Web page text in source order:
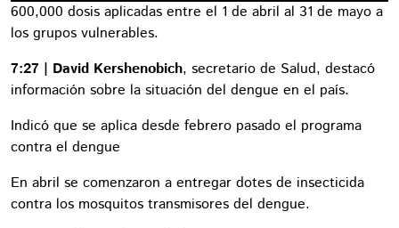
600,000 dosis aplicadas entre el 1 de abril al 31 de mayo a
los grupos vulnerables.
7:27 | David Kershenobich, secretario de Salud, destacó
información sobre la situación del dengue en el país.
Indicó que se aplica desde febrero pasado el programa
contra el dengue
En abril se comenzaron a entregar dotes de insecticida
contra los mosquitos transmisores del dengue.